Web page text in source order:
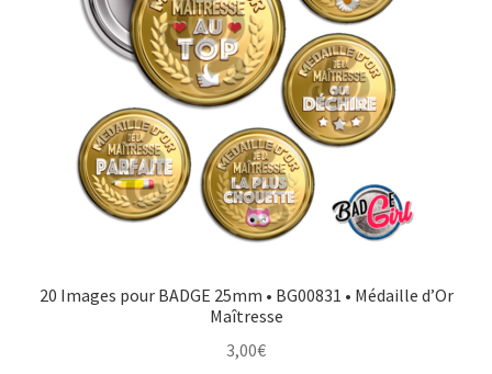
20 Images pour BADGE 25mm • BG00831 • Médaille d’Or
Maîtresse
3,00€